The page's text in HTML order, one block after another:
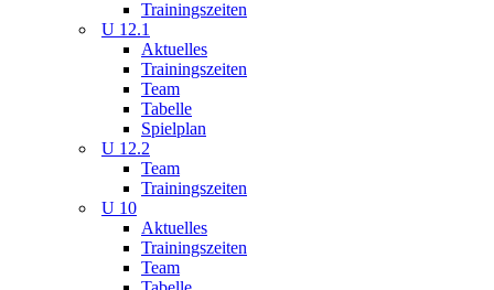
Trainingszeiten
U 12.1
Aktuelles
Trainingszeiten
Team
Tabelle
Spielplan
U 12.2
Team
Trainingszeiten
U 10
Aktuelles
Trainingszeiten
Team